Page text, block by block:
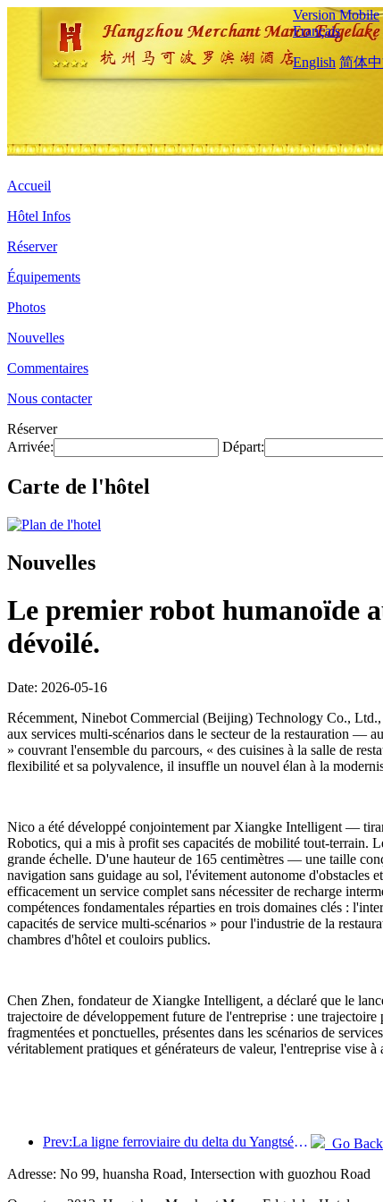
Version Mobile
Français
English 简体
Accueil
Hôtel Infos
Réserver
Équipements
Photos
Nouvelles
Commentaires
Nous contacter
Réserver
Arrivée:
Départ:
Carte de l'hôtel
Nouvelles
Le premier robot humanoïde
dévoilé.
Date: 2026-05-16
Récemment, Ninebot Commercial (Beijing) Technology Co.,
aux services multi-scénarios dans le secteur de la restauration —
» couvrant l'ensemble du parcours, « des cuisines à la salle de
flexibilité et sa polyvalence, il insuffle un nouvel élan à la
Nico a été développé conjointement par Xiangke Intelligent —
Robotics, qui a mis à profit ses capacités de mobilité tout-terrain.
grande échelle. D'une hauteur de 165 centimètres — une taille
navigation sans guidage au sol, l'évitement autonome d'obstacles
efficacement un service complet sans nécessiter de recharge
compétences fondamentales réparties en trois domaines clés :
capacités de service multi-scénarios » pour l'industrie de la
chambres d'hôtel et couloirs publics.
Chen Zhen, fondateur de Xiangke Intelligent, a déclaré que le
trajectoire de développement future de l'entreprise : une
fragmentées et ponctuelles, présentes dans les scénarios de
véritablement pratiques et générateurs de valeur, l'entreprise vise
Prev:La ligne ferroviaire du delta du Yangtsé a transporté plus de 21,38 millions de passagers pendant les vacances du 1er mai.
Go Back
Adresse: No 99, huansha Road, Intersection with guozhou Road